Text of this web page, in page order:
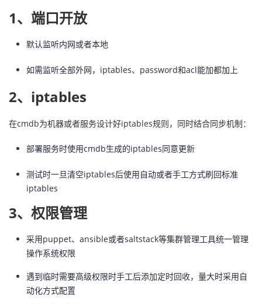
1、端口开放
默认监听内网或者本地
如需监听全部外网，iptables、password和acl能加都加上
2、iptables
在cmdb为机器或者服务设计好iptables规则，同时结合同步机制：
部署服务时使用cmdb生成的iptables同意更新
测试时一旦清空iptables后使用自动或者手工方式刷回标准
iptables
3、权限管理
采用puppet、ansible或者saltstack等集群管理工具统一管理
操作系统权限
遇到临时需要高级权限时手工后添加定时回收，量大时采用自
动化方式配置